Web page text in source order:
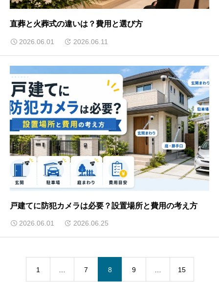
直葬と火葬式の違いは？費用と選び方
2026.06.01 2026.06.11
戸建てに防犯カメラは必要？設置場所と費用の考え方
2026.06.01 2026.06.25
1 7 8 9 15